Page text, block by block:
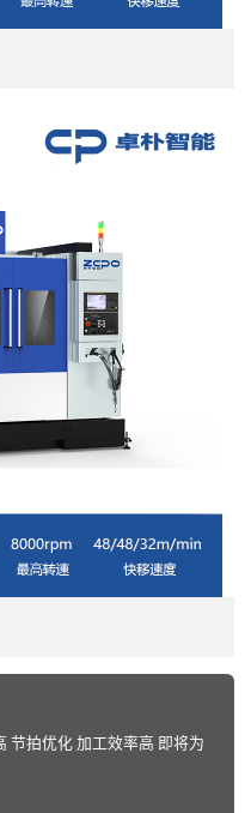
节拍优化 加工效率高 即将为